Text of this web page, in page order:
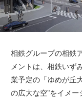
相鉄グループの相鉄
メントは、相鉄いず
業予定の「ゆめが丘
の広大な空”をイメー